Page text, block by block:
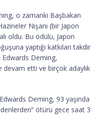
o zamanki Başbakan
Nişanı (bir Japon
oldu. Bu ödülü, Japon
yaptığı katkıları takdir
Edwards Deming,
devam etti ve birçok adaylık
Edwards Deming, 93 yaşında
ötürü gece saat 3